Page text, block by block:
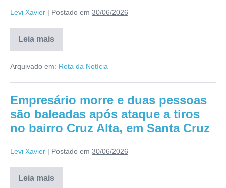
Levi Xavier | Postado em 30/06/2026
Leia mais
Arquivado em: Rota da Notícia
Empresário morre e duas pessoas
são baleadas após ataque a tiros
no bairro Cruz Alta, em Santa Cruz
Levi Xavier | Postado em 30/06/2026
Leia mais